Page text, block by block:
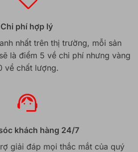
Chi phí hợp lý
nhất trên thị trường, mỗi sản
là điểm 5 về chi phí nhưng vàng
về chất lượng.
khách hàng 24/7
giải đáp mọi thắc mắt của quý